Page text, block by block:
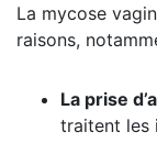
La mycose
raisons,
La prise
traitent les